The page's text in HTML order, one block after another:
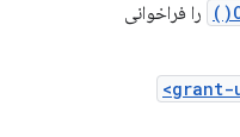
را فراخوانی